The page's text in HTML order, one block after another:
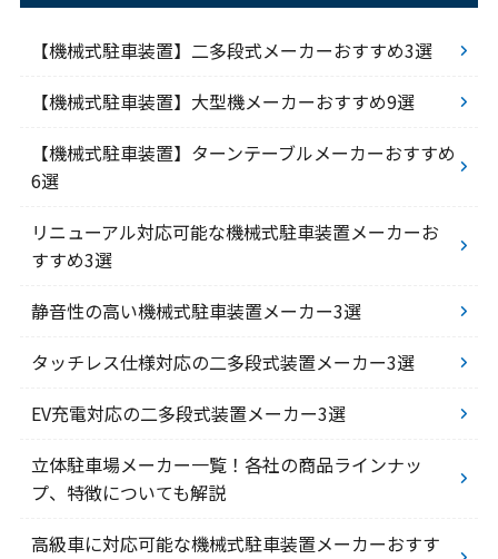
【機械式駐車装置】二多段式メーカーおすすめ3選
【機械式駐車装置】大型機メーカーおすすめ9選
【機械式駐車装置】ターンテーブルメーカーおすすめ
6選
リニューアル対応可能な機械式駐車装置メーカーお
すすめ3選
静音性の高い機械式駐車装置メーカー3選
タッチレス仕様対応の二多段式装置メーカー3選
EV充電対応の二多段式装置メーカー3選
立体駐車場メーカー一覧！各社の商品ラインナッ
プ、特徴についても解説
高級車に対応可能な機械式駐車装置メーカーおすす